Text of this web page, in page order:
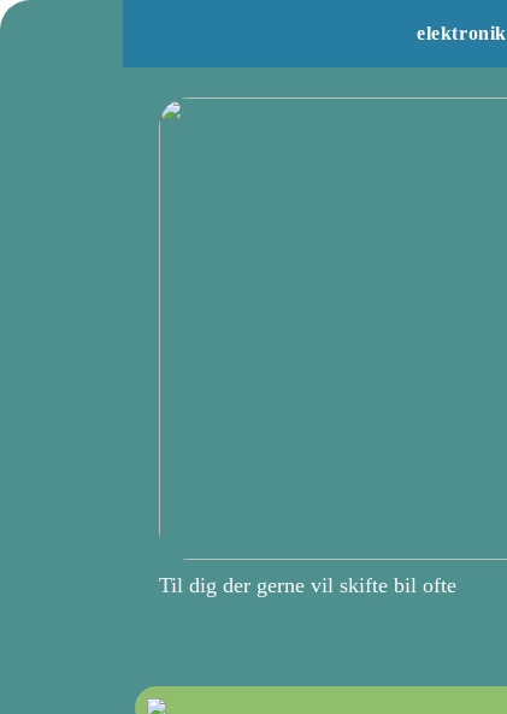
elektronik
Til dig der gerne vil skifte bil ofte